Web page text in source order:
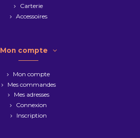
Carterie
Accessoires
Mon compte
Mon compte
Mes commandes
Mes adresses
Connexion
Inscription